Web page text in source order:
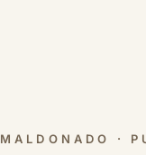
MALDONADO ·